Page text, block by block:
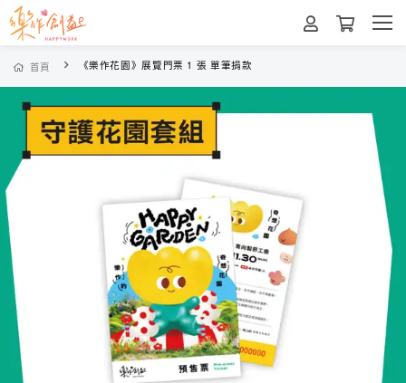
首頁 《樂作花園》展覽門票 1 張 單筆捐款